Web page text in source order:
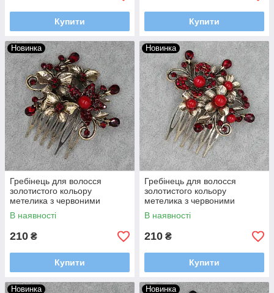
Купити Купити
Новинка
Гребінець для волосся
золотистого кольору
метелика з червоними
стразами та намистинами на
6 зубців розмір 65х53 мм
В наявності
210 ₴
Купити
Новинка
Гребінець для волосся
золотистого кольору
метелика з червоними
фіанітами та намистинами
на 6 зубців розмір 65х55 мм
В наявності
210 ₴
Купити
Новинка Новинка